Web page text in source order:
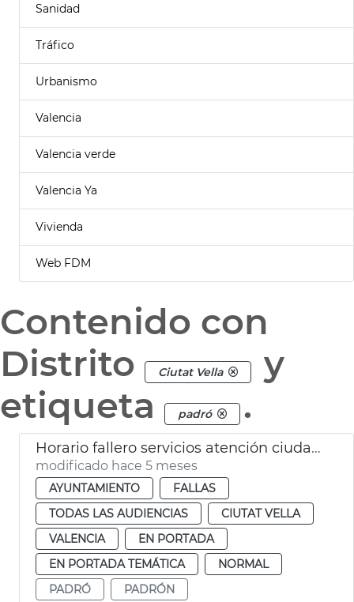
Sanidad
Tráfico
Urbanismo
Valencia
Valencia verde
Valencia Ya
Vivienda
Web FDM
Contenido con
Distrito
Ciutat Vella
y
etiqueta
padró .
Horario fallero servicios atención ciudadana València
modificado hace 5 meses
AYUNTAMIENTO
FALLAS
TODAS LAS AUDIENCIAS
CIUTAT VELLA
VALENCIA
EN PORTADA
EN PORTADA TEMÁTICA
NORMAL
PADRÓ
PADRÓN